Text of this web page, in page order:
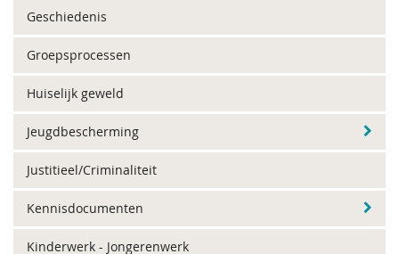
Geschiedenis
Groepsprocessen
Huiselijk geweld
Jeugdbescherming
Justitieel/Criminaliteit
Kennisdocumenten
Kinderwerk - Jongerenwerk